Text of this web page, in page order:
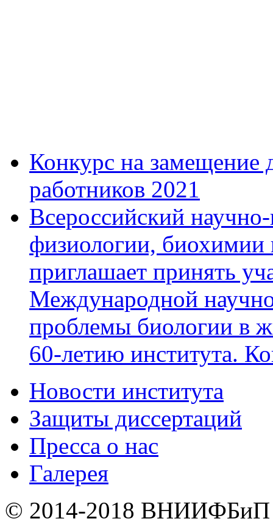
Конкурс на замещение
работников 2021
Всероссийский научно-
физиологии,
приглашает принять
Международной
проблемы биологии в
60-летию института.
Новости института
Защиты диссертаций
Пресса о нас
Галерея
© 2014-2018